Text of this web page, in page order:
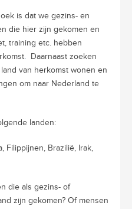
is dat we gezins- en
die hier zijn gekomen en
training etc. hebben
.
Daarnaast zoeken
van herkomst wonen en
om naar Nederland te
landen:
Filippijnen, Brazilië, Irak,
die als gezins- of
zijn gekomen? Of mensen